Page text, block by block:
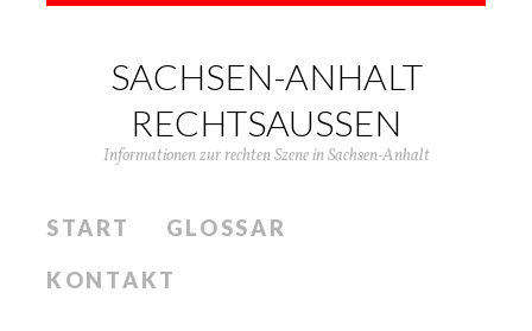
SACHSEN-ANHALT
RECHTSAUSSEN
Informationen zur rechten Szene in Sachsen-Anhalt
START
GLOSSAR
KONTAKT